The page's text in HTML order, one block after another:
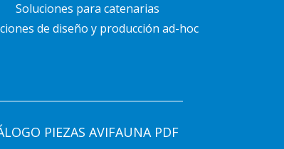
Soluciones para catenarias
de diseño y producción ad-hoc
PIEZAS AVIFAUNA PDF